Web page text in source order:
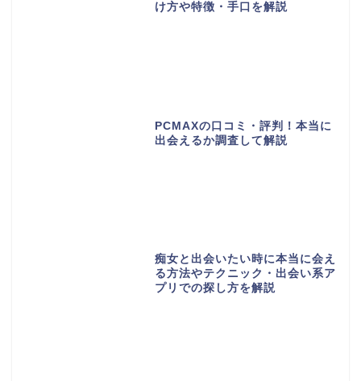
け方や特徴・手口を解説
PCMAXの口コミ・評判！本当に
出会えるか調査して解説
痴女と出会いたい時に本当に会え
る方法やテクニック・出会い系ア
プリでの探し方を解説